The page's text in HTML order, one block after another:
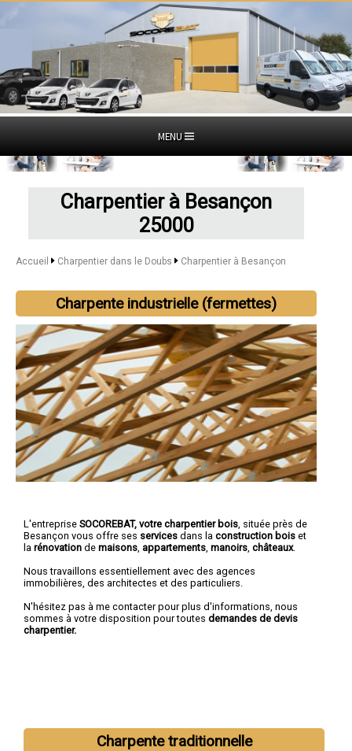
MENU
Charpentier à Besançon
25000
Accueil Charpentier dans le Doubs Charpentier à Besançon
Charpente industrielle (fermettes)
L'entreprise SOCOREBAT, votre charpentier bois , située près de
Besançon vous offre ses services dans la construction bois et
la rénovation de maisons appartements manoirs châteaux.
Nous travaillons essentiellement avec des agences
immobilières, des architectes et des particuliers.
N'hésitez pas à me contacter pour plus d'informations, nous
sommes à votre disposition pour toutes demandes de devis
charpentier.
Montbéliard,Pontarlier,Audincourt,Valentigney,Morteau,
Seloncourt,Baume-les-Dames,Mandeure
Charpente traditionnelle